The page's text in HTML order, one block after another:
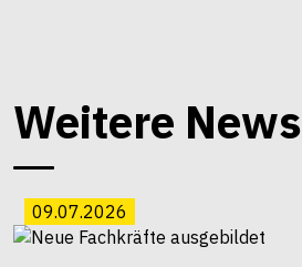
Weitere News
09.07.2026